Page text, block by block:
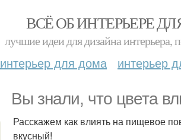
ВСЁ ОБ ИНТЕРЬЕРЕ
лучшие идеи для дизайна интерьера,
интерьер для дома интерьер
Вы знали, что цвета
Расскажем как влиять на пищевое
вкусный!